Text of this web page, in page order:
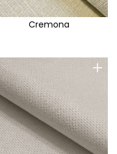
Cremona
+